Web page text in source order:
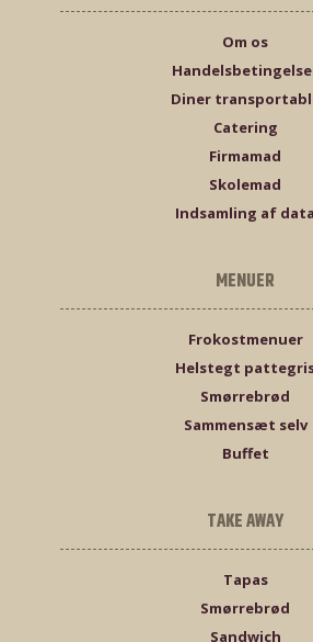
Om os
Diner
Catering
Firmamad
Skolemad
Indsamling af data
MENUER
Frokostmenuer
Helstegt
Smørrebrød
Sammensæt selv
Buffet
TAKE AWAY
Tapas
Smørrebrød
Sandwich